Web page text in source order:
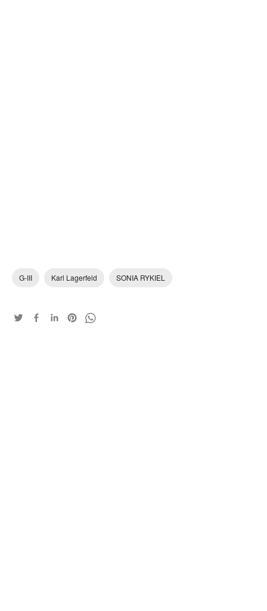
G-III Karl Lagerfeld SONIA RYKIEL